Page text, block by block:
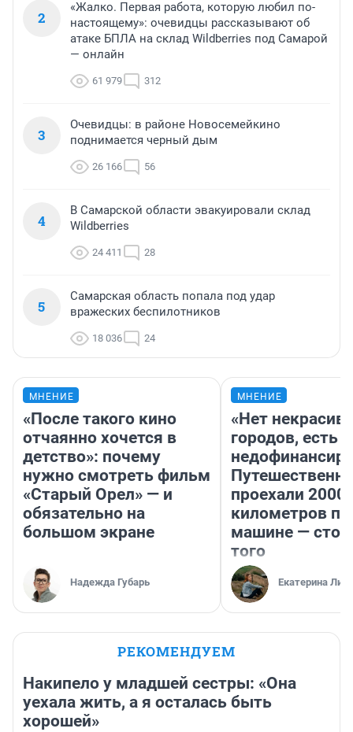
2
«Жалко. Первая работа, которую любил по-
настоящему»: очевидцы рассказывают об
атаке БПЛА на склад Wildberries под Самарой
— онлайн
61 979 312
3
Очевидцы: в районе Новосемейкино
поднимается черный дым
26 166 56
4
В Самарской области эвакуировали склад
Wildberries
24 411 28
5
Самарская область попала под удар
вражеских беспилотников
18 036 24
МНЕНИЕ
«После такого кино
отчаянно хочется в
детство»: почему
нужно смотреть фильм
«Старый Орел» — и
обязательно на
большом экране
Надежда Губарь
МНЕНИЕ
«Нет
городов, есть
проехали 2000
километров по
машине —
того
Екатерина
РЕКОМЕНДУЕМ
Накипело у младшей сестры: «Она
уехала жить, а я осталась быть
хорошей»